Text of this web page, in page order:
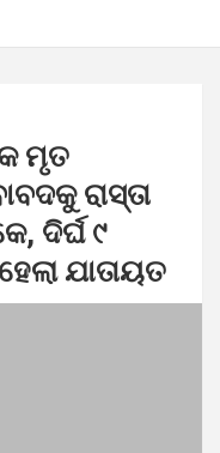
ମୃତ
ରାସ୍ତା
ଦିର୍ଘ ୯
ଯାତାୟତ